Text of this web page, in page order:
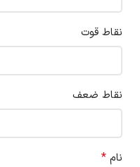
نقاط قوت
نقاط ضعف
نام *